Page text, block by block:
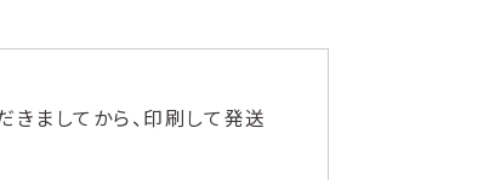
してから、印刷して発送